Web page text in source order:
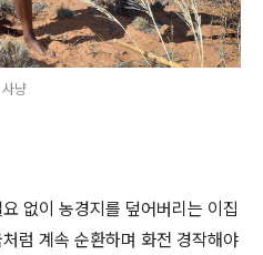
사냥
없이 농경지를 덮어버리는 이집
럼 계속 순환하며 화전 경작해야